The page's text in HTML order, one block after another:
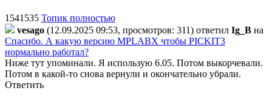
1541535 Топик полностью
vesago (12.09.2025 09:53, просмотров: 311) ответил Ig_B на
Спасибо. А какую версию MPLABX чтобы PICKIT3
нормально работал?
Ниже тут упоминали. Я использую 6.05. Потом выкорчевали.
Потом в какой-то снова вернули и окончательно убрали.
Ответить